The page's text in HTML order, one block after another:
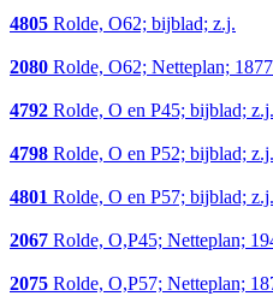
4805 Rolde, O62; bijblad; z.j.
2080 Rolde, O62; Netteplan;
4792 Rolde, O en P45; bijblad; z.j.
4798 Rolde, O en P52; bijblad; z.j.
4801 Rolde, O en P57; bijblad; z.j.
2067 Rolde, O,P45; Netteplan;
2075 Rolde, O,P57; Netteplan;